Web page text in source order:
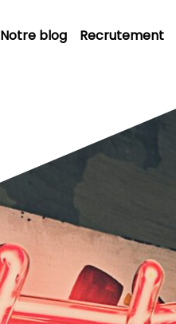
Notre blog Recrutement